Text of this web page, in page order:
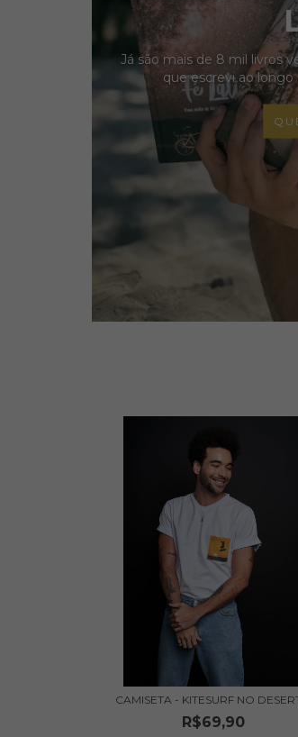
Já são mais de 8 mil livros
que escrevi ao longo
CAMISETA - KITESURF NO
R$69,90